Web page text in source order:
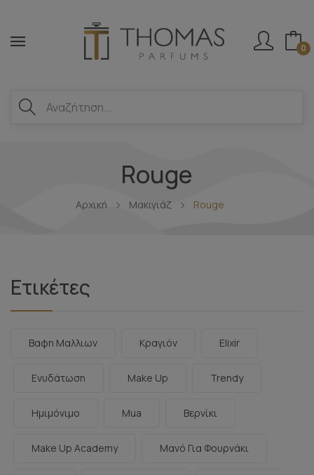
0
Rouge
Αρχική Μακιγιάζ Rouge
Ετικέτες
Βαφη Μαλλιων Κραγιόν Elixir
Ενυδάτωση Make Up Trendy
Ημιμόνιμο Mua Βερνίκι
Make Up Academy Μανό Για Φουρνάκι